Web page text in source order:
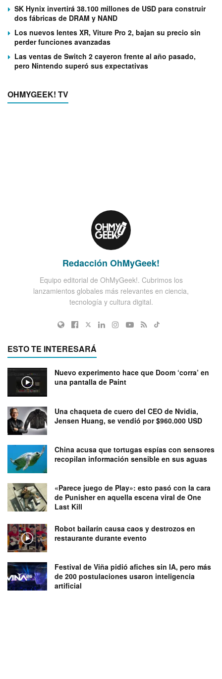
SK Hynix invertirá 38.100 millones de USD para construir
dos fábricas de DRAM y NAND
Los nuevos lentes XR, Viture Pro 2, bajan su precio sin
perder funciones avanzadas
Las ventas de Switch 2 cayeron frente al año pasado,
pero Nintendo superó sus expectativas
OHMYGEEK! TV
Redacción OhMyGeek!
Equipo editorial de OhMyGeek!. Cubrimos los
lanzamientos globales más relevantes en ciencia,
tecnología y cultura digital.
ESTO TE INTERESARÁ
Nuevo experimento hace que Doom ‘corra’ en
una pantalla de Paint
Una chaqueta de cuero del CEO de Nvidia,
Jensen Huang, se vendió por $960.000 USD
China acusa que tortugas espías con sensores
recopilan información sensible en sus aguas
«Parece juego de Play»: esto pasó con la cara
de Punisher en aquella escena viral de One
Last Kill
Robot bailarín causa caos y destrozos en
restaurante durante evento
Festival de Viña pidió afiches sin IA, pero más
de 200 postulaciones usaron inteligencia
artificial